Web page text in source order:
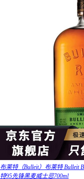
布莱特（Bulleit）布莱特 Bulleit
特95先锋黑麦威士忌700ml